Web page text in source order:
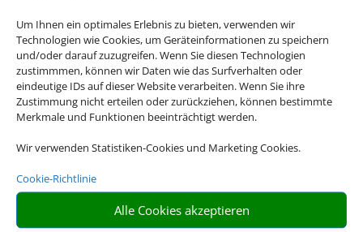
Um Ihnen ein optimales Erlebnis zu bieten, verwenden wir
Technologien wie Cookies, um Geräteinformationen zu speichern
und/oder darauf zuzugreifen. Wenn Sie diesen Technologien
zustimmmen, können wir Daten wie das Surfverhalten oder
eindeutige IDs auf dieser Website verarbeiten. Wenn Sie ihre
Zustimmung nicht erteilen oder zurückziehen, können bestimmte
Merkmale und Funktionen beeinträchtigt werden.
Wir verwenden Statistiken-Cookies und Marketing Cookies.
Cookie-Richtlinie
Alle Cookies akzeptieren
Z
Gepäck
Sichern Sie Ihr Gepäck auch über den Standardwert der
Fluggesellschaften hinaus ab